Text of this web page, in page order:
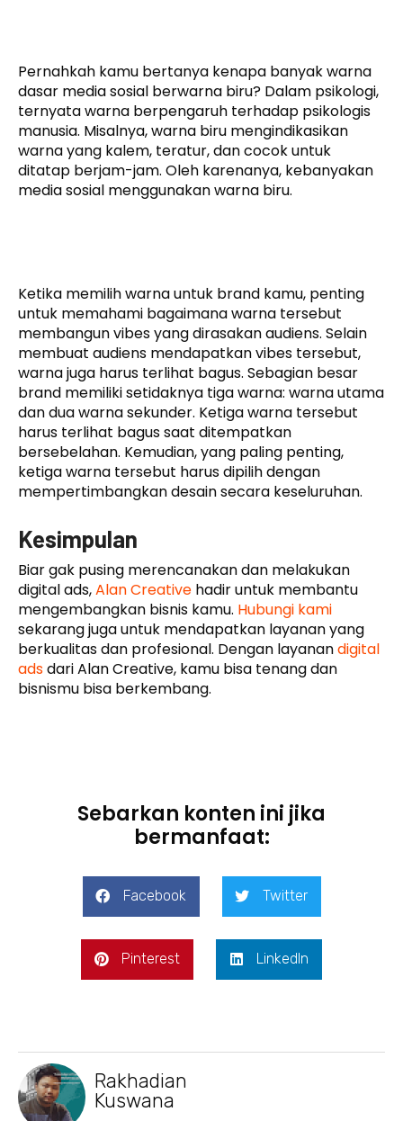
Pernahkah kamu bertanya kenapa banyak warna
dasar media sosial berwarna biru? Dalam psikologi,
ternyata warna berpengaruh terhadap psikologis
manusia. Misalnya, warna biru mengindikasikan
warna yang kalem, teratur, dan cocok untuk
ditatap berjam-jam. Oleh karenanya, kebanyakan
media sosial menggunakan warna biru.
Ketika memilih warna untuk brand kamu, penting
untuk memahami bagaimana warna tersebut
membangun vibes yang dirasakan audiens. Selain
membuat audiens mendapatkan vibes tersebut,
warna juga harus terlihat bagus. Sebagian besar
brand memiliki setidaknya tiga warna: warna utama
dan dua warna sekunder. Ketiga warna tersebut
harus terlihat bagus saat ditempatkan
bersebelahan. Kemudian, yang paling penting,
ketiga warna tersebut harus dipilih dengan
mempertimbangkan desain secara keseluruhan.
Kesimpulan
Biar gak pusing merencanakan dan melakukan
digital ads,Alan Creative hadir untuk membantu
mengembangkan bisnis kamu. Hubungi kami
sekarang juga untuk mendapatkan layanan yang
berkualitas dan profesional. Dengan layanandigital
adsdari Alan Creative, kamu bisa tenang dan
bisnismu bisa berkembang.
Sebarkan konten ini jika
bermanfaat:
Facebook Twitter
Pinterest LinkedIn
Rakhadian
Kuswana